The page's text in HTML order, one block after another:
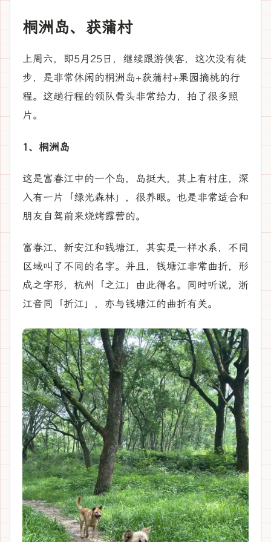
桐洲岛、获蒲村
上周六，即5月25日，继续跟游侠客，这次没有徒
步，是非常休闲的桐洲岛+获蒲村+果园摘桃的行
程。这趟行程的领队骨头非常给力，拍了很多照
片。
1、桐洲岛
这是富春江中的一个岛，岛挺大，其上有村庄，深
入有一片「绿光森林」，很养眼。也是非常适合和
朋友自驾前来烧烤露营的。
富春江、新安江和钱塘江，其实是一样水系，不同
区域叫了不同的名字。并且，钱塘江非常曲折，形
成之字形，杭州「之江」由此得名。同时听说，浙
江音同「折江」，亦与钱塘江的曲折有关。